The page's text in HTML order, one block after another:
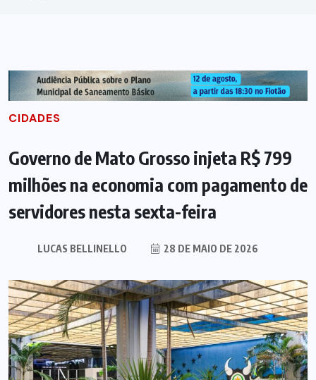
CIDADES
Governo de Mato Grosso injeta R$ 799
milhões na economia com pagamento de
servidores nesta sexta-feira
LUCAS BELLINELLO 28 DE MAIO DE 2026